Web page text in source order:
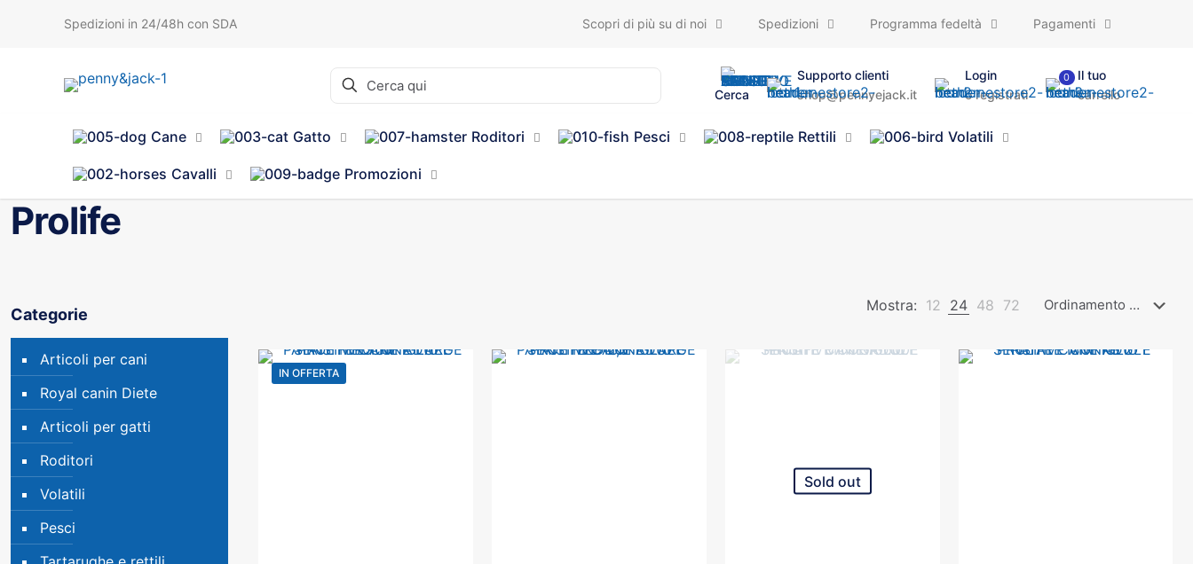
Spedizioni in 24/48h con SDA Scopri di più su di noi Spedizioni Programma fedeltà Pagamenti
Cerca
Supporto clienti
shop@pennyejack.it
Login
o registrati
0
Il tuo
carrello
Cane Gatto Roditori Pesci Rettili Volatili
Cavalli Promozioni
Prolife
Categorie
Articoli per cani
Royal canin Diete
Articoli per gatti
Roditori
Volatili
Pesci
Mostra: 12 24 48 72
IN OFFERTA
Sold out